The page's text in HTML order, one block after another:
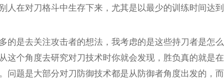
人在对刀格斗中生存下来，尤其是以最少的训练时间达到
的是去关注攻击者的想法，我考虑的是这些持刀者是怎么
这个角度去研究对刀技术时你就会发现，胜负真的就是在
问题是大部分对刀防御技术都是从防御者角度出发的，而